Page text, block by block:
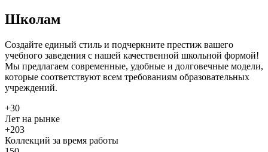
Школам
Создайте единый стиль и подчеркните престиж вашего
учебного заведения с нашей качественной школьной формой!
Мы предлагаем современные, удобные и долговечные модели,
которые соответствуют всем требованиям образовательных
учреждений.
+30
Лет на рынке
+203
Коллекций за время работы